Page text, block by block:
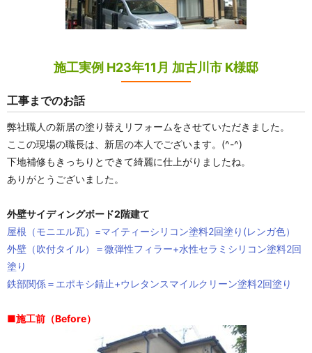
施工実例 H23年11月 加古川市 K様邸
工事までのお話
弊社職人の新居の塗り替えリフォームをさせていただきました。
ここの現場の職長は、新居の本人でございます。(^-^)
下地補修もきっちりとできて綺麗に仕上がりましたね。
ありがとうございました。
外壁サイディングボード2階建て
屋根（モニエル瓦）=マイティーシリコン塗料2回塗り(レンガ色）
外壁（吹付タイル）＝微弾性フィラー+水性セラミシリコン塗料2回
塗り
鉄部関係＝エポキシ錆止+ウレタンスマイルクリーン塗料2回塗り
■施工前（Before）